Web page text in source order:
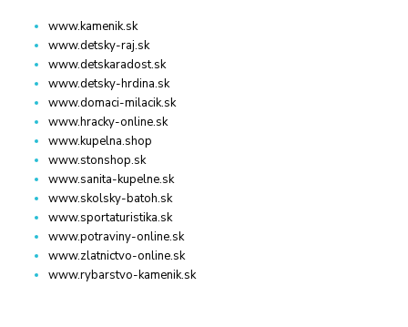
www.kamenik.sk
www.detsky-raj.sk
www.detskaradost.sk
www.detsky-hrdina.sk
www.domaci-milacik.sk
www.hracky-online.sk
www.kupelna.shop
www.stonshop.sk
www.sanita-kupelne.sk
www.skolsky-batoh.sk
www.sportaturistika.sk
www.potraviny-online.sk
www.zlatnictvo-online.sk
www.rybarstvo-kamenik.sk